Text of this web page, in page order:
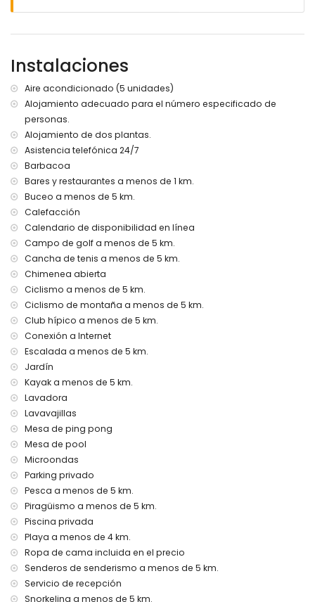
parcela grande y cerrada
jardín con grava, árboles y mobiliario de jardín con
invernadero / jardín de invierno
barbacoa
ducha exterior
zona de estar exterior y zona de comedor exterior
4 plazas de aparcamiento privadas
Más información
la casa)
orilla o ribera más cercana: Mar Mediterráneo, Jávea (a
menos de 4 kilómetros de la casa)
playa más cercana: La Grava, Jávea (a menos de 4
kilómetros de la casa)
puerto más cercano: Aduanas del Mar (a menos de 5
parque más cercano: Montgó, Jávea (a menos de 2
kilómetros de la casa)
aeropuerto más cercano: Alicante (a menos de 100
kilómetros de la casa)
segundo aeropuerto más cercano: Valencia (> 100
kilómetros)
no se admiten mascotas
Instalaciones y servicios incluidos en el precio del alquiler
de esta casa de vacaciones
internet (WiFi)
plancha y tabla de planchar
ropa de cama y toallas
servicio de recepción y servicio de emergencia 24 horas
mesa de billar y ping pong
calefacción central y aire acondicionado
Instalaciones y servicios con cargo adicional
cama/cuna para niños (bajo demanda)
Entretenimiento y actividades de ocio para sus vacaciones
en Jávea, Costa Blanca
discoteca, bar y paseo (Paseo Marítimo) (a menos de 5
Instalaciones
Aire acondicionado (5 unidades)
Alojamiento adecuado para el número especificado de
personas.
Alojamiento de dos plantas.
Asistencia telefónica 24/7
Barbacoa
Bares y restaurantes a menos de 1 km.
Buceo a menos de 5 km.
Calefacción
Calendario de disponibilidad en línea
Campo de golf a menos de 5 km.
Cancha de tenis a menos de 5 km.
Chimenea abierta
Ciclismo a menos de 5 km.
Ciclismo de montaña a menos de 5 km.
Club hípico a menos de 5 km.
Conexión a Internet
Escalada a menos de 5 km.
Jardín
Kayak a menos de 5 km.
Lavadora
Lavavajillas
Mesa de ping pong
Mesa de pool
Microondas
Parking privado
Pesca a menos de 5 km.
Piragüismo a menos de 5 km.
Piscina privada
Playa a menos de 4 km.
Ropa de cama incluida en el precio
Senderos de senderismo a menos de 5 km.
Servicio de recepción
Snorkeling a menos de 5 km.